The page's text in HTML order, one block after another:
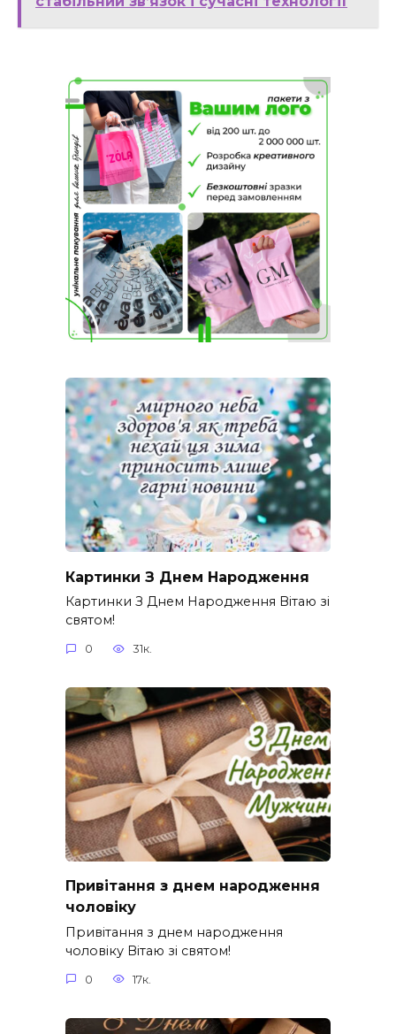
Картинки З Днем Народження
Картинки З Днем Народження Вітаю зі
святом!
0 31к.
Привітання з днем народження
чоловіку
Привітання з днем народження
чоловіку Вітаю зі святом!
0 17к.